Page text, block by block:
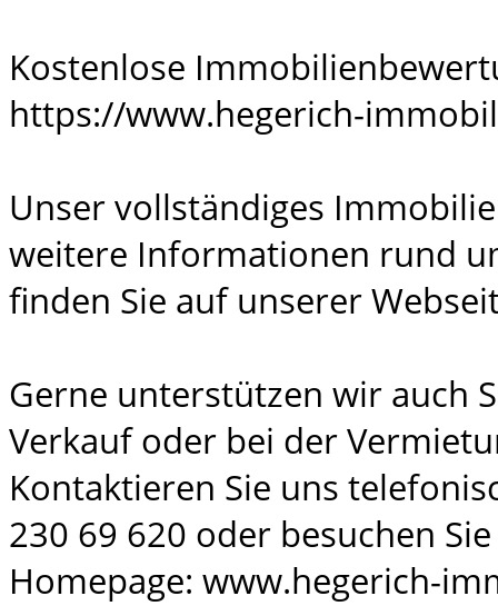
Kostenlose
https://www.hegerich-
Unser vollständiges
weitere Informationen rund
finden Sie auf unserer
Gerne unterstützen wir auch
Verkauf oder bei der
Kontaktieren Sie uns
230 69 620 oder besuchen
Homepage: www.hegerich-